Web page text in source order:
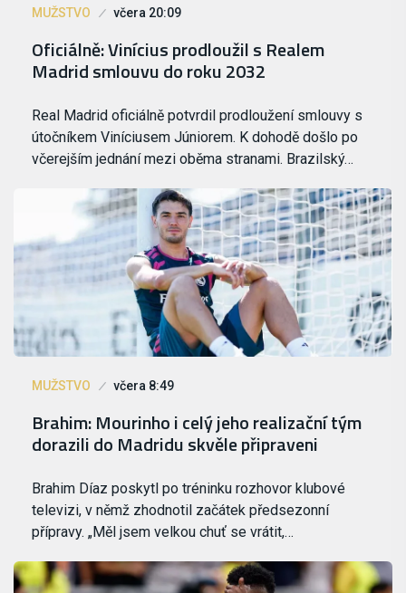
MUŽSTVO včera 20:09
Oficiálně: Vinícius prodloužil s Realem
Madrid smlouvu do roku 2032
Real Madrid oficiálně potvrdil prodloužení smlouvy s
útočníkem Viníciusem Júniorem. K dohodě došlo po
včerejším jednání mezi oběma stranami. Brazilský…
MUŽSTVO včera 8:49
Brahim: Mourinho i celý jeho realizační tým
dorazili do Madridu skvěle připraveni
Brahim Díaz poskytl po tréninku rozhovor klubové
televizi, v němž zhodnotil začátek předsezonní
přípravy. „Měl jsem velkou chuť se vrátit,…